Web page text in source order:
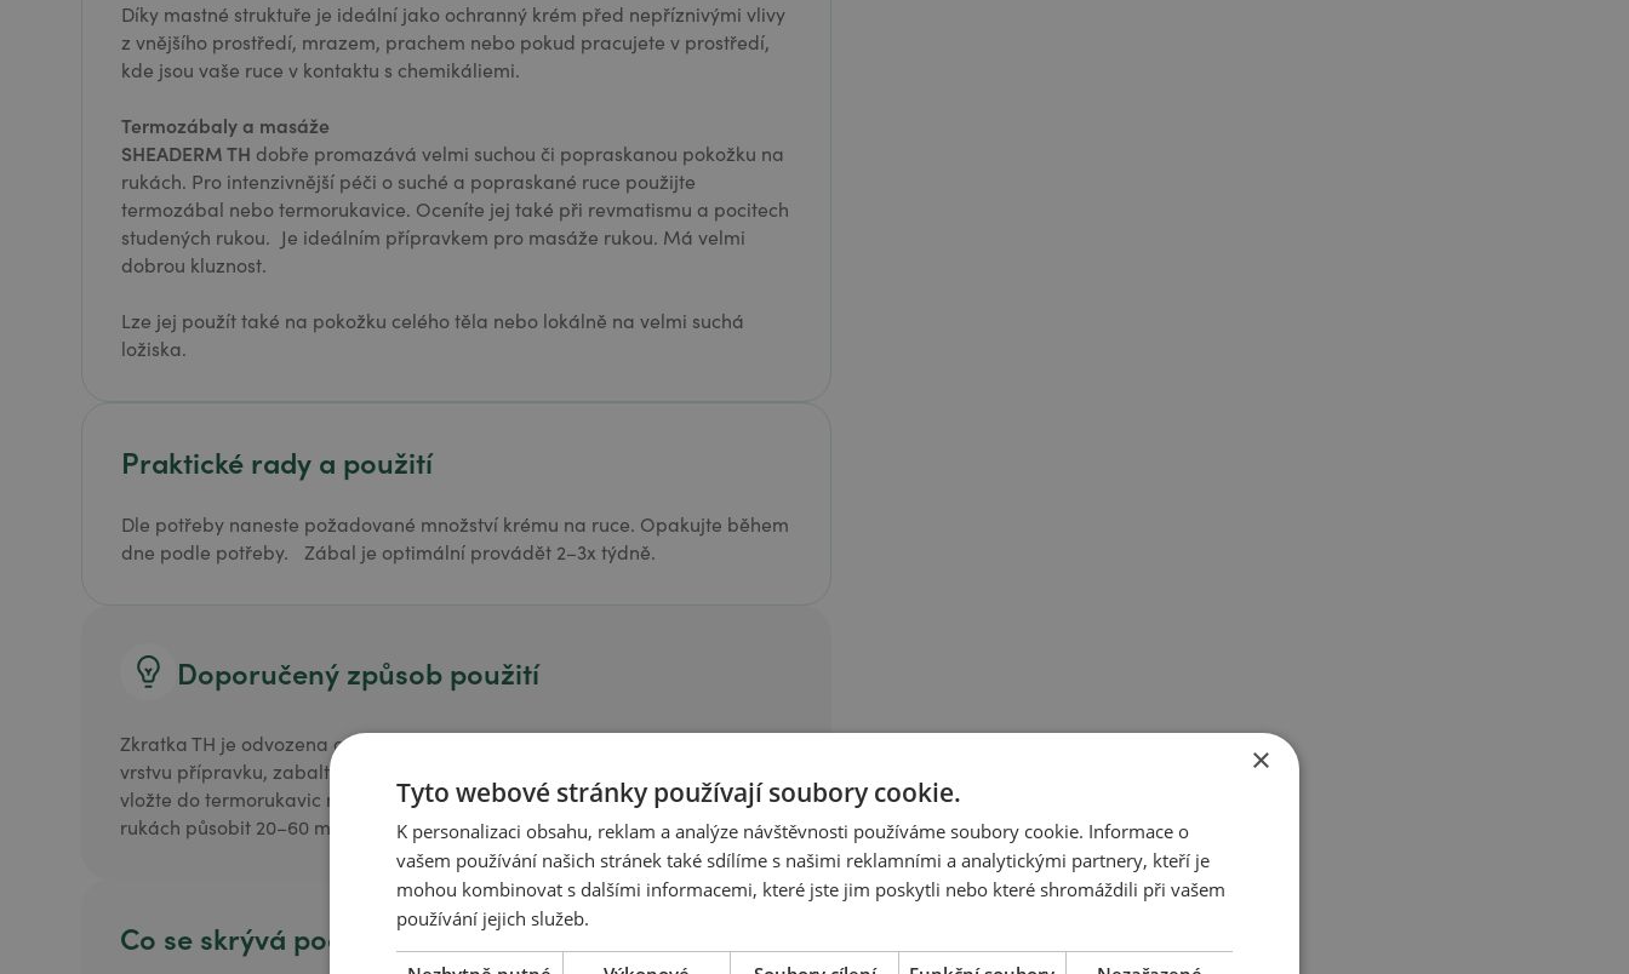
Díky mastné struktuře je ideální jako ochranný krém před nepříznivými vlivy
z vnějšího prostředí, mrazem, prachem nebo pokud pracujete v prostředí,
kde jsou vaše ruce v kontaktu s chemikáliemi.
Termozábaly a masáže
SHEADERM TH dobře promazává velmi suchou či popraskanou pokožku na
rukách. Pro intenzivnější péči o suché a popraskané ruce použijte
termozábal nebo termorukavice. Oceníte jej také při revmatismu a pocitech
studených rukou. Je ideálním přípravkem pro masáže rukou. Má velmi
dobrou kluznost.
Lze jej použít také na pokožku celého těla nebo lokálně na velmi suchá
ložiska.
Praktické rady a použití
Dle potřeby naneste požadované množství krému na ruce. Opakujte během
dne podle potřeby. Zábal je optimální provádět 2–3x týdně.
Doporučený způsob použití
Zkratka TH je odvozena od slova "thermo". Před zábalem naneste silnější
vrstvu přípravku, zabalte do folie, případně použijte mikrotenový sáček a
vložte do termorukavic nebo zabalte do nahřátého ručníku. Nechte na
rukách působit 20–60 minut. Po zábalu zbytky přípravku setřete.
Co se skrývá pod víčkem?
×
Tyto webové stránky používají soubory cookie.
K personalizaci obsahu, reklam a analýze návštěvnosti používáme soubory cookie. Informace o
vašem používání našich stránek také sdílíme s našimi reklamními a analytickými partnery, kteří je
mohou kombinovat s dalšími informacemi, které jste jim poskytli nebo které shromáždili při vašem
používání jejich služeb.